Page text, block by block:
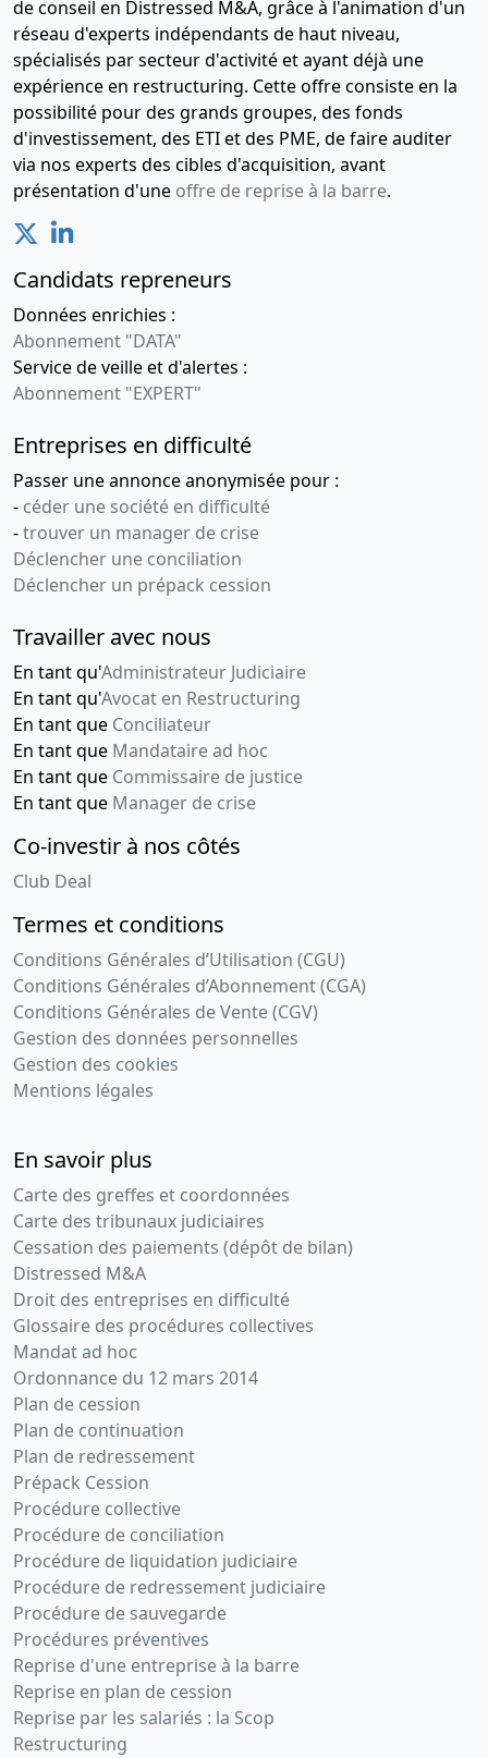
de conseil en Distressed M&A, grâce à l'animation d'un
réseau d'experts indépendants de haut niveau,
spécialisés par secteur d'activité et ayant déjà une
expérience en restructuring. Cette offre consiste en la
possibilité pour des grands groupes, des fonds
d'investissement, des ETI et des PME, de faire auditer
via nos experts des cibles d'acquisition, avant
présentation d'une offre de reprise à la barre.
Candidats repreneurs
Données enrichies :
Abonnement "DATA"
Service de veille et d'alertes :
Abonnement "EXPERT"
Entreprises en difficulté
Passer une annonce anonymisée pour :
- céder une société en difficulté
-trouver un manager de crise
Déclencher une conciliation
Déclencher un prépack cession
Travailler avec nous
En tant qu'Administrateur Judiciaire
En tant qu'Avocat en Restructuring
En tant que Conciliateur
En tant que Mandataire ad hoc
En tant que Commissaire de justice
En tant que Manager de crise
Co-investir à nos côtés
Club Deal
Termes et conditions
Conditions Générales d’Utilisation (CGU)
Conditions Générales d’Abonnement (CGA)
Conditions Générales de Vente (CGV)
Gestion des données personnelles
Gestion des cookies
Mentions légales
En savoir plus
Carte des greffes et coordonnées
Carte des tribunaux judiciaires
Cessation des paiements (dépôt de bilan)
Distressed M&A
Droit des entreprises en difficulté
Glossaire des procédures collectives
Mandat ad hoc
Ordonnance du 12 mars 2014
Plan de cession
Plan de continuation
Plan de redressement
Prépack Cession
Procédure collective
Procédure de conciliation
Procédure de liquidation judiciaire
Procédure de redressement judiciaire
Procédure de sauvegarde
Procédures préventives
Reprise d'une entreprise à la barre
Reprise en plan de cession
Reprise par les salariés : la Scop
Restructuring